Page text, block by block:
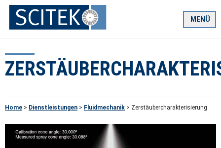
Zum
Inhalt
springen
MENÜ
Home > Dienstleistungen > Fluidmechanik > Zerstäubercharakterisierung